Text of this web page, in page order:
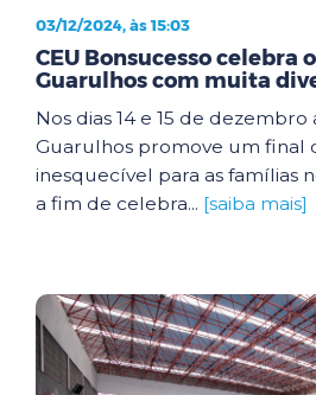
03/12/2024, às 15:03
CEU Bonsucesso celebra
Guarulhos com muita
Nos dias 14 e 15 de
Guarulhos promove um final
inesquecível para as famílias
a fim de celebra... [saiba mais]